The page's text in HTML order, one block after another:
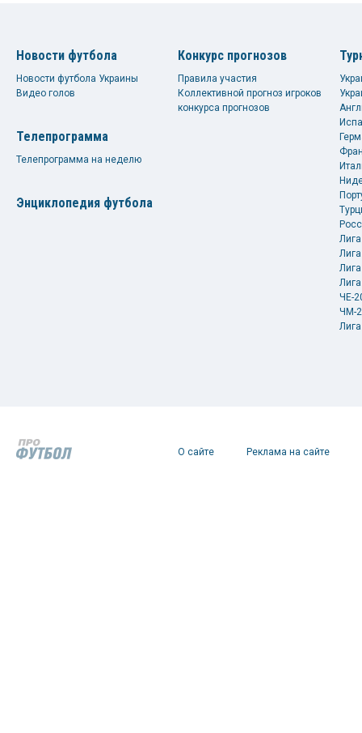
Новости футбола
Новости футбола Украины
Видео голов
Телепрограмма
Телепрограмма на неделю
Энциклопедия футбола
Конкурс прогнозов
Правила участия
Коллективной прогноз игроков
конкурса прогнозов
ЧЕ-
ЧМ-
О сайте Реклама на сайте